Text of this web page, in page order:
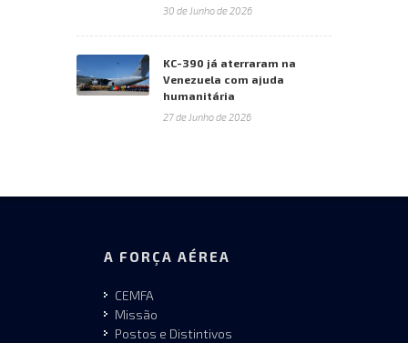
30 de Junho de 2026
KC-390 já aterraram na
Venezuela com ajuda
humanitária
27 de Junho de 2026
A FORÇA AÉREA
CEMFA
Missão
Postos e Distintivos